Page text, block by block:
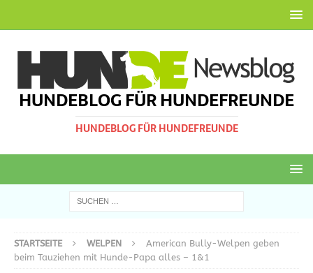
HUNDEBLOG FÜR HUNDEFREUNDE
HUNDEBLOG FÜR HUNDEFREUNDE
STARTSEITE WELPEN
American Bully-Welpen geben
beim Tauziehen mit Hunde-Papa alles – 1&1